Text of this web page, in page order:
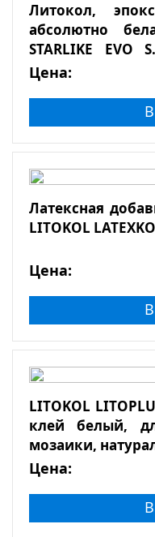
Литокол,
абсолютно
STARLIKE EVO
2,5кг
Цена:
Латексная
LITOKOL
Цена:
LITOKOL
клей белый,
мозаики,
Цена: